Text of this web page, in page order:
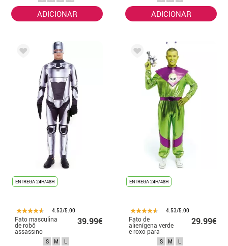
ADICIONAR ADICIONAR
ENTREGA 24H/48H
4.53/5.00
Fato masculina
de robô
assassino
39.99€
S M L
ENTREGA 24H/48H
4.53/5.00
Fato de
alienígena verde
e roxo para
homem
29.99€
S M L